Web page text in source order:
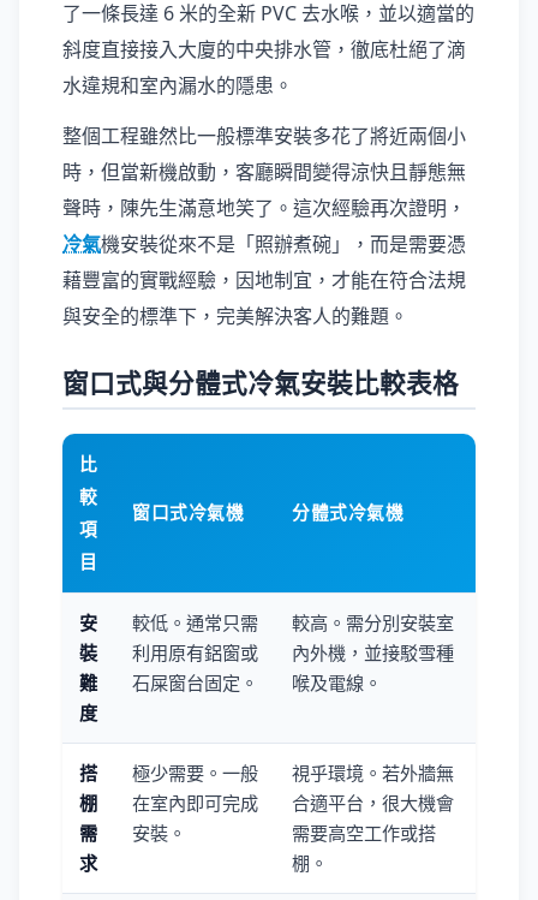
了一條長達 6 米的全新 PVC 去水喉，並以適當的
斜度直接接入大廈的中央排水管，徹底杜絕了滴
水違規和室內漏水的隱患。
整個工程雖然比一般標準安裝多花了將近兩個小
時，但當新機啟動，客廳瞬間變得涼快且靜態無
聲時，陳先生滿意地笑了。這次經驗再次證明，
冷氣機安裝從來不是「照辦煮碗」，而是需要憑
藉豐富的實戰經驗，因地制宜，才能在符合法規
與安全的標準下，完美解決客人的難題。
窗口式與分體式冷氣安裝比較表格
比
較
項
目
窗口式冷氣機 分體式冷氣機
安
裝
難
度
較低。通常只需
利用原有鋁窗或
石屎窗台固定。
較高。需分別安裝室
內外機，並接駁雪種
喉及電線。
搭
棚
需
求
極少需要。一般
在室內即可完成
安裝。
視乎環境。若外牆無
合適平台，很大機會
需要高空工作或搭
棚。